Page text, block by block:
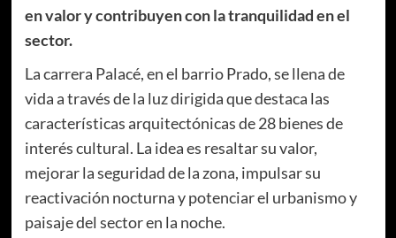
en valor y contribuyen con la tranquilidad en el
sector.
La carrera Palacé, en el barrio Prado, se llena de
vida a través de la luz dirigida que destaca las
características arquitectónicas de 28 bienes de
interés cultural. La idea es resaltar su valor,
mejorar la seguridad de la zona, impulsar su
reactivación nocturna y potenciar el urbanismo y
paisaje del sector en la noche.